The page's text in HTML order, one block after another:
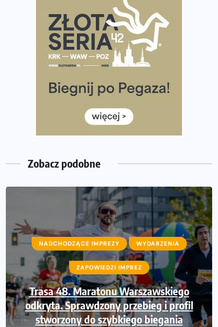
Rozbiegany Olsztyn szykuje się na weekend z
półmaratonem
Już w tę sobotę 35. Bieg Powstania Warszawskiego.
Wystartuje rekordowa liczba uczestników
35. Bieg Powstania Warszawskiego – praktyczny
Ile razy w tygodniu biegać? 3 treningi wystarczą? Jak
często biegać, żeby robić postępy
Już w ten weekend! Przed nami Nocny Portowy Maraton
i Półmaraton Szczeciński. Wszystko, co warto wiedzieć
Zobacz podobne
NADCHODZĄCE IMPREZY WYDARZENIA
ZAPOWIEDZI IMPREZ
Trasa 48. Maratonu Warszawskiego
odkryta. Sprawdzony przebieg i profil
stworzony do szybkiego biegania